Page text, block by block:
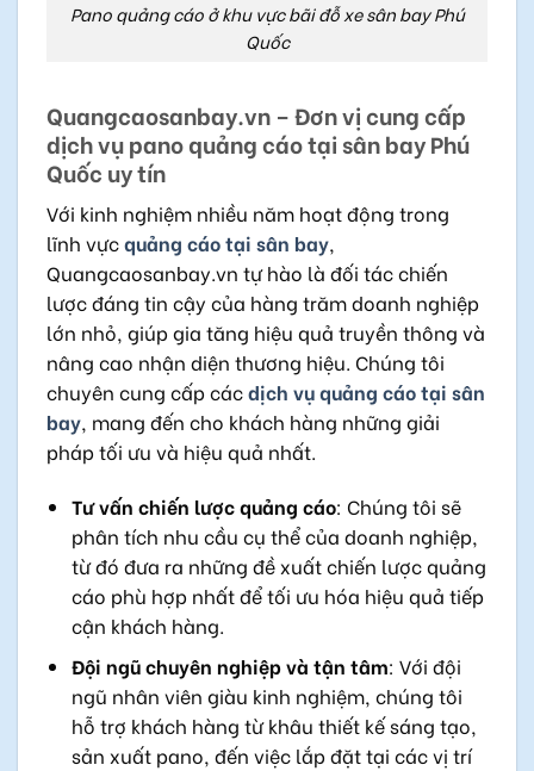
Pano quảng cáo ở khu vực bãi đỗ xe sân bay Phú
Quốc
Quangcaosanbay.vn – Đơn vị cung cấp
dịch vụ pano quảng cáo tại sân bay Phú
Quốc uy tín
Với kinh nghiệm nhiều năm hoạt động trong
lĩnh vựcquảng cáo tại sân bay,
Quangcaosanbay.vn tự hào là đối tác chiến
lược đáng tin cậy của hàng trăm doanh nghiệp
lớn nhỏ, giúp gia tăng hiệu quả truyền thông và
nâng cao nhận diện thương hiệu. Chúng tôi
chuyên cung cấp cácdịch vụ quảng cáo tại sân
bay, mang đến cho khách hàng những giải
pháp tối ưu và hiệu quả nhất.
Tư vấn chiến lược quảng cáo: Chúng tôi sẽ
phân tích nhu cầu cụ thể của doanh nghiệp,
từ đó đưa ra những đề xuất chiến lược quảng
cáo phù hợp nhất để tối ưu hóa hiệu quả tiếp
cận khách hàng.
Đội ngũ chuyên nghiệp và tận tâm: Với đội
ngũ nhân viên giàu kinh nghiệm, chúng tôi
hỗ trợ khách hàng từ khâu thiết kế sáng tạo,
sản xuất pano, đến việc lắp đặt tại các vị trí